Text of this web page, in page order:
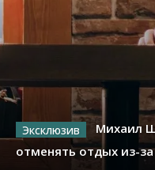
Михаил
отменять отдых из-